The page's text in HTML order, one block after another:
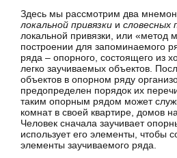
Здесь мы рассмотрим два
локальной привязки и словесных
локальной привязки, или «метод
построении для запоминаемого
ряда – опорного, состоящего из
легко заучиваемых объектов.
объектов в опорном ряду
предопределен порядок их
таким опорным рядом может
комнат в своей квартире, домов
Человек сначала заучивает
использует его элементы, чтобы
элементы заучиваемого ряда.